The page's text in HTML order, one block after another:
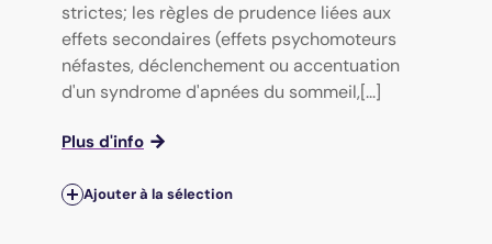
strictes; les règles de prudence liées aux
effets secondaires (effets psychomoteurs
néfastes, déclenchement ou accentuation
d'un syndrome d'apnées du sommeil,[...]
Plus d'info
Ajouter à la sélection